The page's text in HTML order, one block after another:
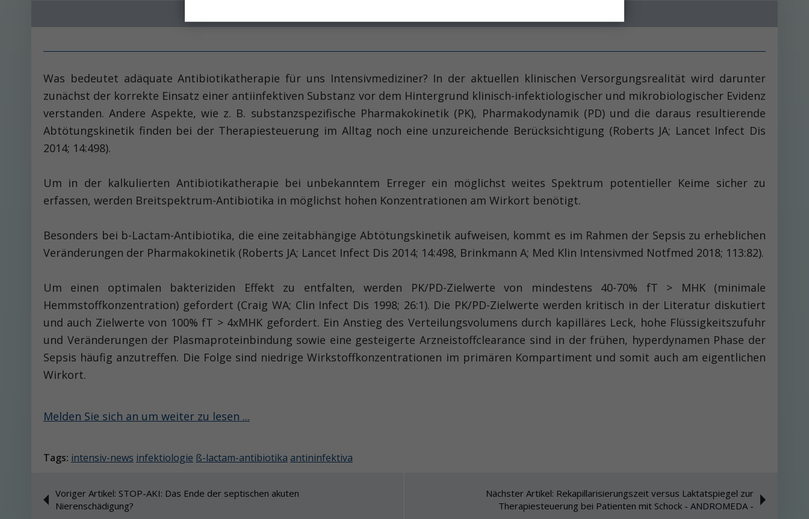
Was bedeutet adäquate Antibiotikatherapie für uns Intensivmediziner? In der aktuellen klinischen Versorgungsrealität wird darunter
zunächst der korrekte Einsatz einer antiinfektiven ­Substanz vor dem Hintergrund klinisch-infektiologischer und mikrobiologischer Evidenz
verstanden. Andere Aspekte, wie z. B. substanzspezifische Pharmakokinetik (PK), Pharmakodynamik (PD) und die daraus resultierende
Abtötungskinetik finden bei der Therapiesteuerung im Alltag noch eine unzureichende Berücksichtigung (Roberts JA; Lancet Infect Dis
2014; 14:498).
Um in der kalkulierten Antibiotikatherapie bei unbekanntem Erreger ein möglichst weites Spektrum potentieller Keime sicher zu
erfassen, werden Breitspektrum-Antibiotika in möglichst hohen Konzentrationen am Wirkort benötigt.
Besonders bei b-Lactam-Antibiotika, die eine zeitabhängige Abtötungskinetik aufweisen, kommt es im Rahmen der Sepsis zu erheblichen
Veränderungen der Pharmakokinetik (Roberts JA; Lancet Infect Dis 2014; 14:498, Brinkmann A; Med Klin Intensivmed Notfmed 2018; 113:82).
Um einen optimalen bakteriziden Effekt zu entfalten, werden PK/PD-Zielwerte von mindestens 40-70% fT > MHK (minimale
Hemmstoffkonzen­tration) gefordert (Craig WA; Clin Infect Dis 1998; 26:1). Die PK/PD-Zielwerte werden kritisch in der Literatur diskutiert
und auch Zielwerte von 100% fT > 4xMHK gefordert. Ein Anstieg des Verteilungsvolumens durch kapilläres Leck, hohe Flüssigkeitszufuhr
und Veränderungen der Plasmaproteinbindung sowie eine gesteigerte Arzneistoffclearance sind in der frühen, hyperdynamen Phase der
Sepsis häufig anzutreffen. Die Folge sind niedrige Wirkstoffkonzentrationen im primären Kompartiment und somit auch am eigentlichen
Wirkort.
Melden Sie sich an um weiter zu lesen ...
Tags: intensiv-news infektiologie ß-lactam-antibiotika antininfektiva
Voriger Artikel: STOP-AKI: Das Ende der septischen akuten
Nierenschädigung?
Nächster Artikel: Rekapillarisierungszeit versus Laktatspiegel zur
Therapiesteuerung bei Patienten mit Schock - ANDROMEDA -